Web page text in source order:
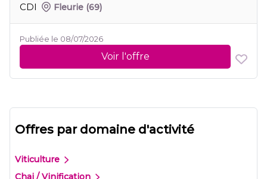
CDI
Fleurie (69)
Publiée le 08/07/2026
Voir l'offre
Offres par domaine d'activité
Viticulture
Chai / Vinification